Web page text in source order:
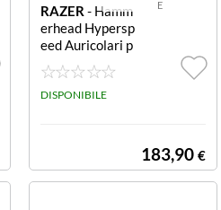
E
RAZER - Hamm
erhead Hypersp
eed Auricolari p
er PS5 Bianco P
S5 Razer Aurico
lari Hammerhea
DISPONIBILE
183,90 €